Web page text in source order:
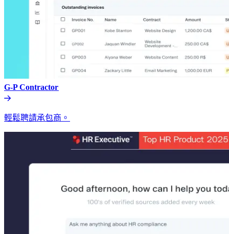
G-P Contractor​​
輕鬆聘請承包商。​​